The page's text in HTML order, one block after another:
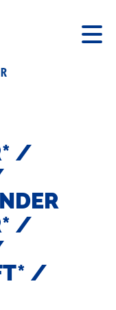
/
/
/